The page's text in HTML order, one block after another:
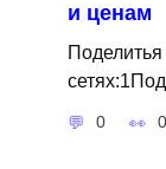
и ценам
0 0